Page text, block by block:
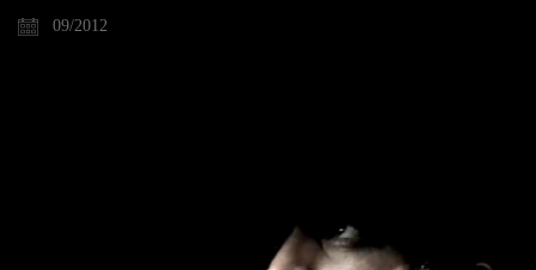
09/2012